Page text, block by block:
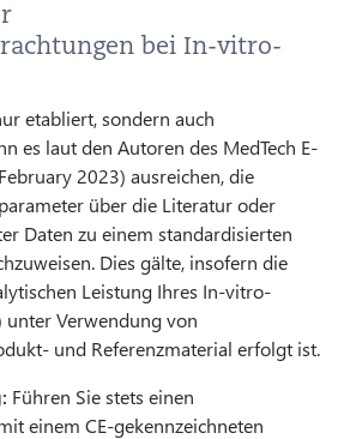
bei In-vitro-
etabliert, sondern auch
es laut den Autoren des MedTech E-
2023) ausreichen, die
über die Literatur oder
Daten zu einem standardisierten
Dies gälte, insofern die
Leistung Ihres In-vitro-
unter Verwendung von
und Referenzmaterial erfolgt ist.
Führen Sie stets einen
einem CE-gekennzeichneten